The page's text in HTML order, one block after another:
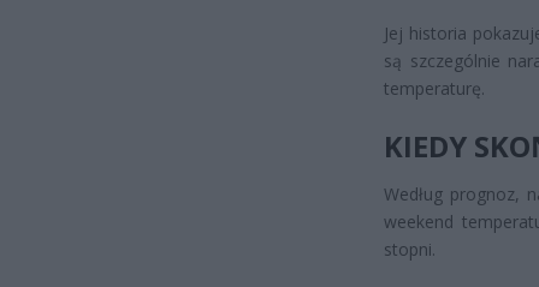
Jej historia
są szczególnie
temperaturę.
KIEDY
Według prognoz,
weekend
stopni.